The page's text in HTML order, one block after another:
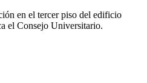
en el tercer piso del edificio
el Consejo Universitario.